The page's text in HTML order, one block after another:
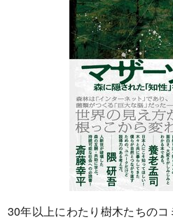
30年以上にわたり樹木たちの